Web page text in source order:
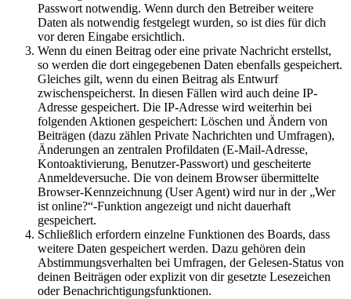
Passwort notwendig. Wenn durch den Betreiber weitere
Daten als notwendig festgelegt wurden, so ist dies für dich
vor deren Eingabe ersichtlich.
Wenn du einen Beitrag oder eine private Nachricht erstellst,
so werden die dort eingegebenen Daten ebenfalls gespeichert.
Gleiches gilt, wenn du einen Beitrag als Entwurf
zwischenspeicherst. In diesen Fällen wird auch deine IP-
Adresse gespeichert. Die IP-Adresse wird weiterhin bei
folgenden Aktionen gespeichert: Löschen und Ändern von
Beiträgen (dazu zählen Private Nachrichten und Umfragen),
Änderungen an zentralen Profildaten (E-Mail-Adresse,
Kontoaktivierung, Benutzer-Passwort) und gescheiterte
Anmeldeversuche. Die von deinem Browser übermittelte
Browser-Kennzeichnung (User Agent) wird nur in der „Wer
ist online?“-Funktion angezeigt und nicht dauerhaft
gespeichert.
Schließlich erfordern einzelne Funktionen des Boards, dass
weitere Daten gespeichert werden. Dazu gehören dein
Abstimmungsverhalten bei Umfragen, der Gelesen-Status von
deinen Beiträgen oder explizit von dir gesetzte Lesezeichen
oder Benachrichtigungsfunktionen.